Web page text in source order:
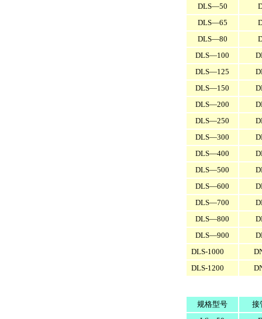
DLS—50
DLS—65
DLS—80
DLS—100
DLS—125
DLS—150
DLS—200
DLS—250
DLS—300
DLS—400
DLS—500
DLS—600
DLS—700
DLS—800
DLS—900
DLS-1000
DLS-1200
规格型号
接